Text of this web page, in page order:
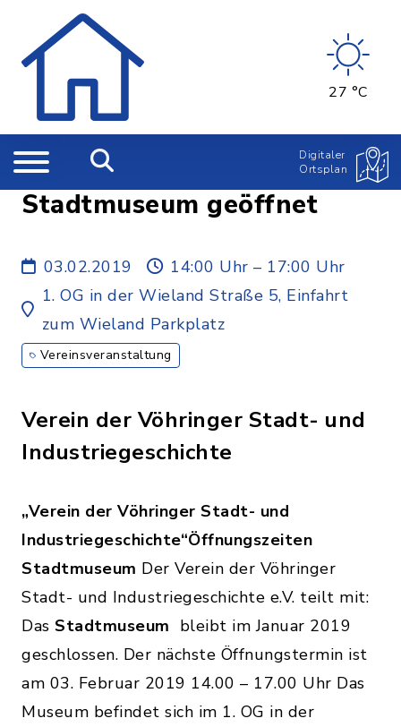
27 °C
Digitaler
Ortsplan
Stadtmuseum geöffnet
03.02.2019
14:00 Uhr – 17:00 Uhr
1. OG in der Wieland Straße 5, Einfahrt
zum Wieland Parkplatz
Vereinsveranstaltung
Verein der Vöhringer Stadt- und
Industriegeschichte
„Verein der Vöhringer Stadt- und
Industriegeschichte“Öffnungszeiten
Stadtmuseum Der Verein der Vöhringer
Stadt- und Industriegeschichte e.V. teilt mit:
Das Stadtmuseum bleibt im Januar 2019
geschlossen. Der nächste Öffnungstermin ist
am 03. Februar 2019 14.00 – 17.00 Uhr Das
Museum befindet sich im 1. OG in der